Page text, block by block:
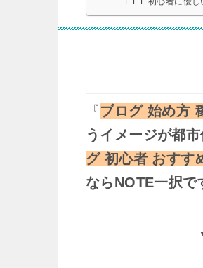
『ブログ 始め方
うイメージが都
グ 初心者 おすす
ならNOTE一択で